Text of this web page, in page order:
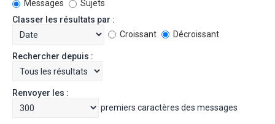
Messages
Sujets
Classer les résultats par :
Croissant
Décroissant
Rechercher depuis :
Renvoyer les :
premiers caractères des messages